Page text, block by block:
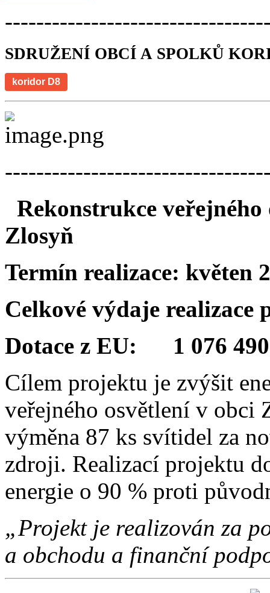
SDRUŽENÍ OBCÍ A SPOLKŮ
koridor D8
Rekonstrukce veřejného
Zlosyň
Termín realizace: květen
Celkové výdaje
Dotace z EU: 1 076
Cílem projektu je zvýšit
veřejného osvětlení v obci
výměna 87 ks svítidel za
zdroji. Realizací projektu
energie o 90 % proti
„Projekt je realizován
a obchodu a finanční